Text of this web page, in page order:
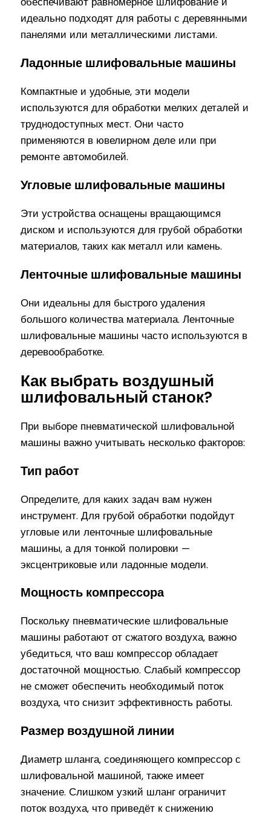
идеально подходят для работы с деревянными
панелями или металлическими листами.
Ладонные шлифовальные машины
Компактные и удобные, эти модели
используются для обработки мелких деталей и
труднодоступных мест. Они часто
применяются в ювелирном деле или при
ремонте автомобилей.
Угловые шлифовальные машины
Эти устройства оснащены вращающимся
диском и используются для грубой обработки
материалов, таких как металл или камень.
Ленточные шлифовальные машины
Они идеальны для быстрого удаления
большого количества материала. Ленточные
шлифовальные машины часто используются в
деревообработке.
Как выбрать воздушный
шлифовальный станок?
При выборе пневматической шлифовальной
машины важно учитывать несколько факторов:
Тип работ
Определите, для каких задач вам нужен
инструмент. Для грубой обработки подойдут
угловые или ленточные шлифовальные
машины, а для тонкой полировки —
эксцентриковые или ладонные модели.
Мощность компрессора
Поскольку пневматические шлифовальные
машины работают от сжатого воздуха, важно
убедиться, что ваш компрессор обладает
достаточной мощностью. Слабый компрессор
не сможет обеспечить необходимый поток
воздуха, что снизит эффективность работы.
Размер воздушной линии
Диаметр шланга, соединяющего компрессор с
шлифовальной машиной, также имеет
значение. Слишком узкий шланг ограничит
поток воздуха, что приведёт к снижению